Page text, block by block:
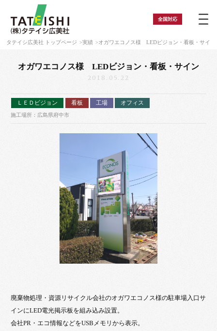
全国対応
タテイシ広美社 トップページ 実績 オガワエコノス様 LEDビジョン・看板・サイン
オガワエコノス様 LEDビジョン・看板・サイン
2018.05.22
ＬＥＤビジョン 看板 工場 オフィス
施工場所：広島県府中市
廃棄物処理・資源リサイクル会社のオガワエコノス様の駐車場入口サ
インにLED電光掲示板を組み込み設置。
会社PR・エコ情報などをUSBメモリから表示。